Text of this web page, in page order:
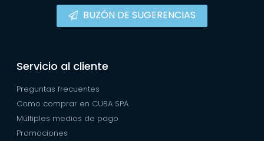
BUZÓN DE SUGERENCIAS
Servicio al cliente
Preguntas frecuentes
Como comprar en CUBA SPA
Múltiples medios de pago
Promociones